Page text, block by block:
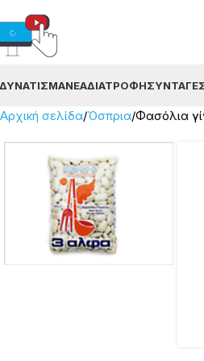
ΝΈΑΔΙΑΤΡΟΦΉ
Αρχική σελίδα Όσπρια Φασόλια